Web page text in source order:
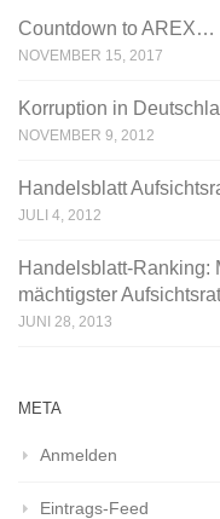
Countdown to AREX…
NOVEMBER 15, 2017
Korruption in
NOVEMBER 9, 2012
Handelsblatt
JULI 4, 2012
Handelsblatt-Ranking:
mächtigster Aufsichtsrat
JUNI 28, 2013
META
Anmelden
Eintrags-Feed